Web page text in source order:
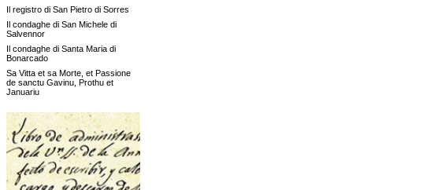
Il registro di San Pietro di Sorres
Il condaghe di San Michele di
Salvennor
Il condaghe di Santa Maria di
Bonarcado
Sa Vitta et sa Morte, et Passione
de sanctu Gavinu, Prothu et
Januariu